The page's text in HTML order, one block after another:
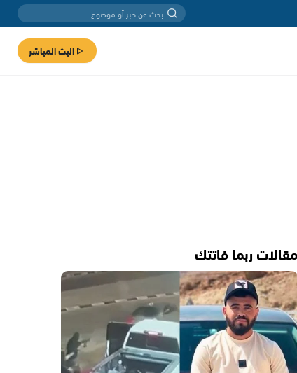
البث المباشر
مقالات ربما فاتتك